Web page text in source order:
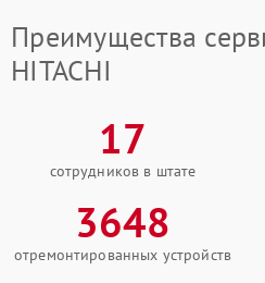
Преимущества
HITACHI
17
сотрудников в штате
3648
отремонтированных устройств